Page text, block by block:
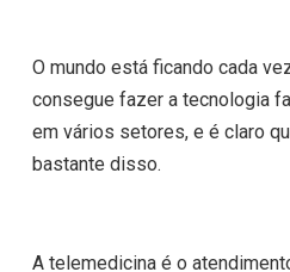
O mundo está ficando cada
consegue fazer a tecnologia
em vários setores, e é claro
bastante disso.
A telemedicina é o